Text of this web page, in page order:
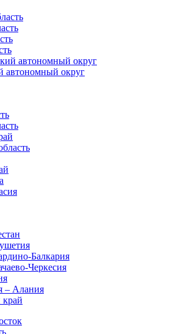
автономный округ
автономный округ
Балкария
Черкесия
– Алания
край